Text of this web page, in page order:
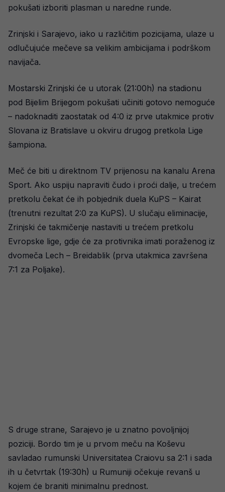
pokušati izboriti plasman u naredne runde.
Zrinjski i Sarajevo, iako u različitim pozicijama, ulaze u
odlučujuće mečeve sa velikim ambicijama i podrškom
navijača.
Mostarski Zrinjski će u utorak (21:00h) na stadionu
pod Bijelim Brijegom pokušati učiniti gotovo nemoguće
– nadoknaditi zaostatak od 4:0 iz prve utakmice protiv
Slovana iz Bratislave u okviru drugog pretkola Lige
šampiona.
Meč će biti u direktnom TV prijenosu na kanalu Arena
Sport. Ako uspiju napraviti čudo i proći dalje, u trećem
pretkolu čekat će ih pobjednik duela KuPS – Kairat
(trenutni rezultat 2:0 za KuPS). U slučaju eliminacije,
Zrinjski će takmičenje nastaviti u trećem pretkolu
Evropske lige, gdje će za protivnika imati poraženog iz
dvomeča Lech – Breidablik (prva utakmica završena
7:1 za Poljake).
S druge strane, Sarajevo je u znatno povoljnijoj
poziciji. Bordo tim je u prvom meču na Koševu
savladao rumunski Universitatea Craiovu sa 2:1 i sada
ih u četvrtak (19:30h) u Rumuniji očekuje revanš u
kojem će braniti minimalnu prednost.